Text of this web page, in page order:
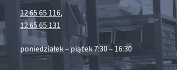
12 65 65 116,
12 65 65 131
poniedziałek – piątek 7:30 – 16:30